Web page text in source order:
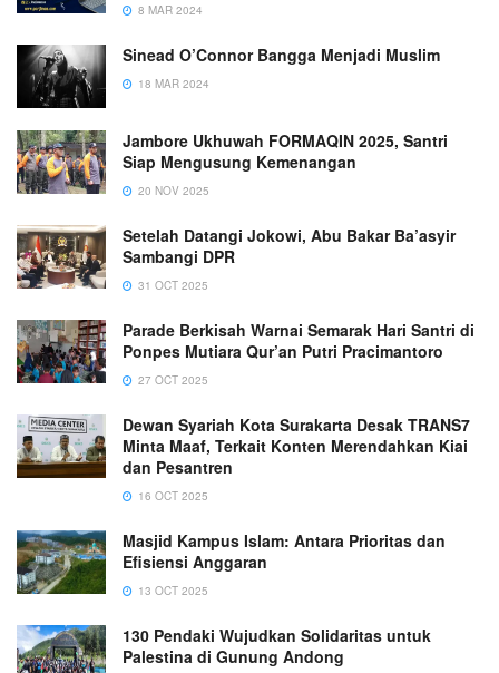
8 MAR 2024
Sinead O’Connor Bangga Menjadi Muslim
18 MAR 2024
Jambore Ukhuwah FORMAQIN 2025, Santri
Siap Mengusung Kemenangan
20 NOV 2025
Setelah Datangi Jokowi, Abu Bakar Ba’asyir
Sambangi DPR
31 OCT 2025
Parade Berkisah Warnai Semarak Hari Santri di
Ponpes Mutiara Qur’an Putri Pracimantoro
27 OCT 2025
Dewan Syariah Kota Surakarta Desak TRANS7
Minta Maaf, Terkait Konten Merendahkan Kiai
dan Pesantren
16 OCT 2025
Masjid Kampus Islam: Antara Prioritas dan
Efisiensi Anggaran
13 OCT 2025
130 Pendaki Wujudkan Solidaritas untuk
Palestina di Gunung Andong